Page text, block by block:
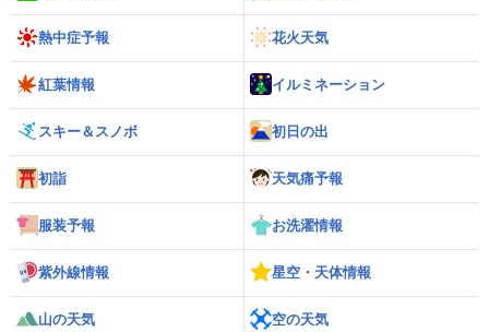
熱中症予報 花火天気
紅葉情報 イルミネーション
スキー＆スノボ 初日の出
初詣 天気痛予報
服装予報 お洗濯情報
紫外線情報 星空・天体情報
山の天気 空の天気